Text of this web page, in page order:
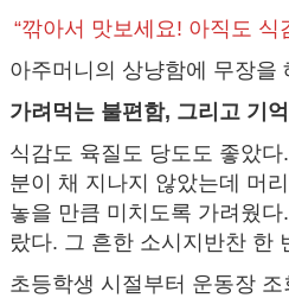
“깎아서 맛보세요! 아직도 식
아주머니의 상냥함에 무장을
가려먹는 불편함, 그리고 기
식감도 육질도 당도도 좋았
분이 채 지나지 않았는데 머
놓을 만큼 미치도록 가려웠
랐다. 그 흔한 소시지반찬 한
초등학생 시절부터 운동장